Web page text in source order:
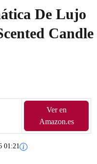
De Lujo
Candle
Ver en
Amazon.es
01:21